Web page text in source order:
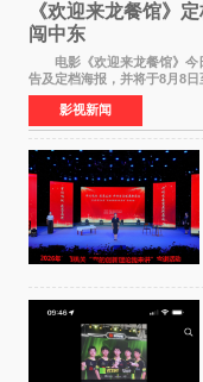
《欢迎来龙餐馆》
闯中东
电影《欢迎来龙餐馆》今
告及定档海报，并将于8月8
食大片，影片讲述的是中国厨
影视新闻